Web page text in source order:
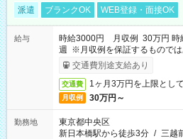
派遣 ブランクOK WEB登録・面接OK
給与
時給3000円 月収例 30万円 時
週 ※月収例を保証するもので
ービス利用可（利用条件有）
交通費別途支給あり
交通費 1ヶ月3万円を上限とし
月収例 30万円～
勤務地
東京都中央区
新日本橋駅から徒歩3分 / 三越